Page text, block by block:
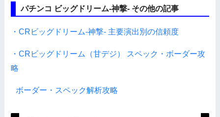
パチンコ ビッグドリーム-神撃- その他の記事
・CRビッグドリーム-神撃- 主要演出別の信頼度
・CRビッグドリーム（甘デジ） スペック・ボーダー攻
略
ボーダー・スペック解析攻略